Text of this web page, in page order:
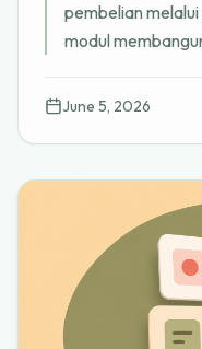
pembelian
modul
June 5, 2026